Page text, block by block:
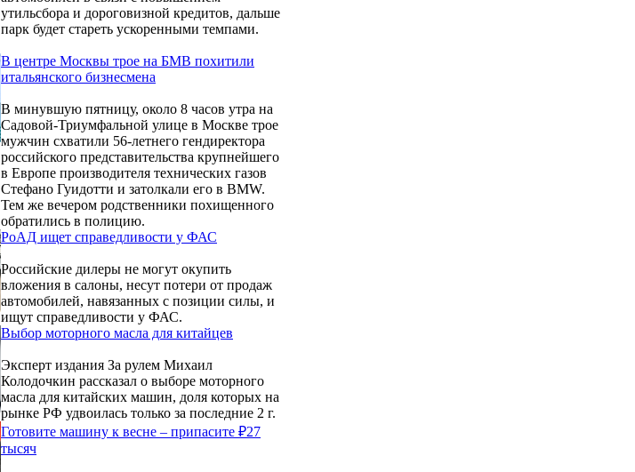
утильсбора и дороговизной кредитов, дальше
парк будет стареть ускоренными темпами.
В центре Москвы трое на БМВ похитили
итальянского бизнесмена
В минувшую пятницу, около 8 часов утра на
Садовой-Триумфальной улице в Москве трое
мужчин схватили 56-летнего гендиректора
российского представительства крупнейшего
в Европе производителя технических газов
Стефано Гуидотти и затолкали его в BMW.
Тем же вечером родственники похищенного
обратились в полицию.
РоАД ищет справедливости у ФАС
Российские дилеры не могут окупить
вложения в салоны, несут потери от продаж
автомобилей, навязанных с позиции силы, и
ищут справедливости у ФАС.
Выбор моторного масла для китайцев
Эксперт издания За рулем Михаил
Колодочкин рассказал о выборе моторного
масла для китайских машин, доля которых на
рынке РФ удвоилась только за последние 2 г.
Готовите машину к весне – припасите ₽27
тысяч